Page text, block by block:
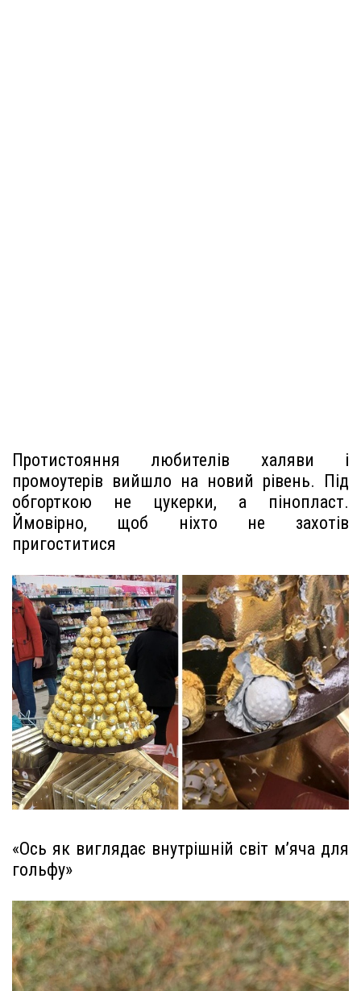
Протистояння любителів халяви і
промоутерів вийшло на новий рівень. Під
обгорткою не цукерки, а пінопласт.
Ймовірно, щоб ніхто не захотів
пригоститися
«Ось як виглядає внутрішній світ м’яча для
гольфу»